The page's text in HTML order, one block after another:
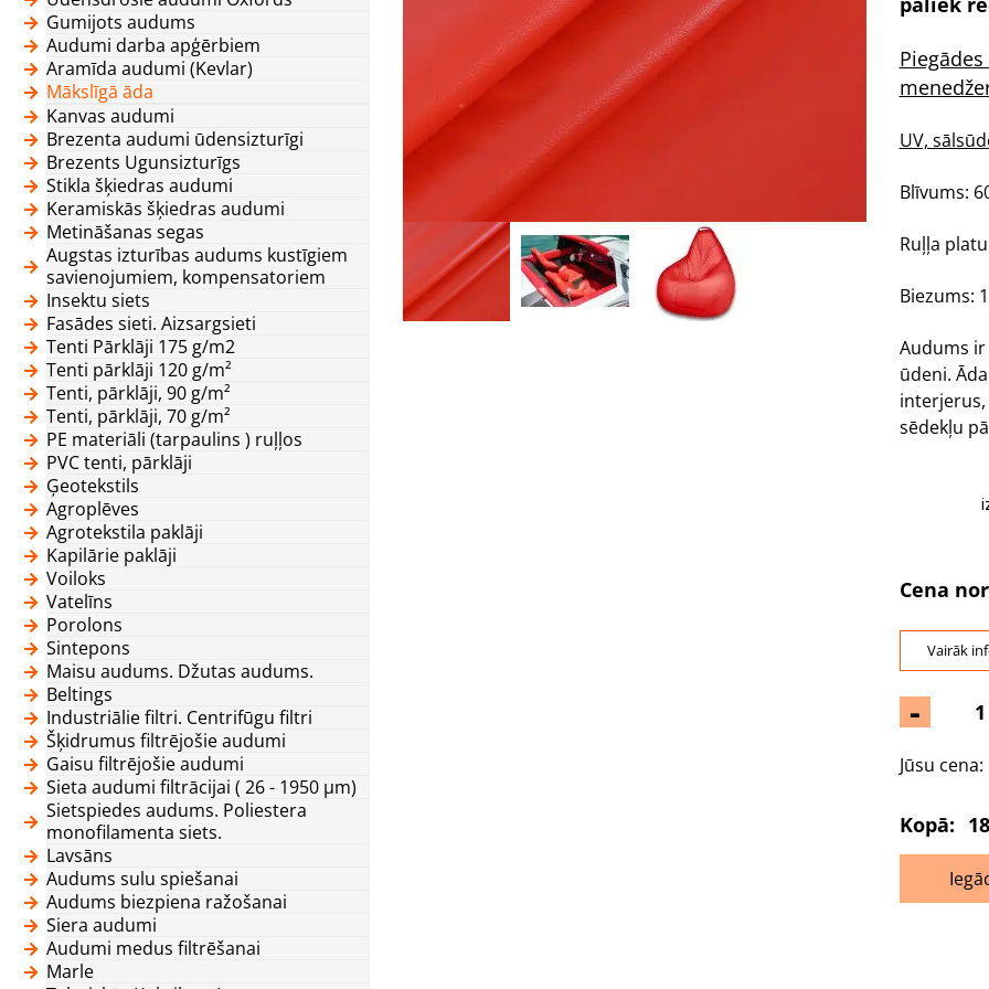
Gumijots audums
Audumi darba apģērbiem
Aramīda audumi (Kevlar)
Mākslīgā āda
Kanvas audumi
Brezenta audumi ūdensizturīgi
Brezents Ugunsizturīgs
Stikla šķiedras audumi
Keramiskās šķiedras audumi
Metināšanas segas
Augstas izturības audums kustīgiem
savienojumiem, kompensatoriem
Insektu siets
Fasādes sieti. Aizsargsieti
Tenti Pārklāji 175 g/m2
Tenti pārklāji 120 g/m²
Tenti, pārklāji, 90 g/m²
Tenti, pārklāji, 70 g/m²
PE materiāli (tarpaulins ) ruļļos
PVC tenti, pārklāji
Ģeotekstils
Agroplēves
Agrotekstila paklāji
Kapilārie paklāji
Voiloks
Vatelīns
Porolons
Sintepons
Maisu audums. Džutas audums.
Beltings
Industriālie filtri. Centrifūgu filtri
Šķidrumus filtrējošie audumi
Gaisu filtrējošie audumi
Sieta audumi filtrācijai ( 26 - 1950 μm)
Sietspiedes audums. Poliestera
monofilamenta siets.
Lavsāns
Audums sulu spiešanai
Audums biezpiena ražošanai
Siera audumi
Audumi medus filtrēšanai
Marle
UV,
Blīvums:
Ruļļa
Biezums:
Audums
ūdeni.
sēdekļu
Cena
Vairāk
-
Jūsu cena:
Kopā: